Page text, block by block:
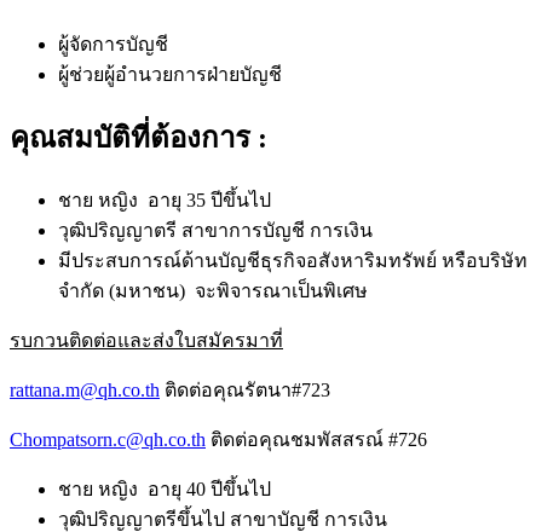
ผู้จัดการบัญชี
ผู้ช่วยผู้อำนวยการฝ่ายบัญชี
คุณสมบัติที่ต้องการ :
ชาย หญิง อายุ 35 ปีขึ้นไป
วุฒิปริญญาตรี สาขาการบัญชี การเงิน
มีประสบการณ์ด้านบัญชีธุรกิจอสังหาริมทรัพย์ หรือบริษัท
จำกัด (มหาชน) จะพิจารณาเป็นพิเศษ
รบกวนติดต่อและส่งใบสมัครมาที่
rattana.m@qh.co.th ติดต่อคุณรัตนา#723
Chompatsorn.c@qh.co.th ติดต่อคุณชมพัสสรณ์ #726
ชาย หญิง อายุ 40 ปีขึ้นไป
วุฒิปริญญาตรีขึ้นไป สาขาบัญชี การเงิน